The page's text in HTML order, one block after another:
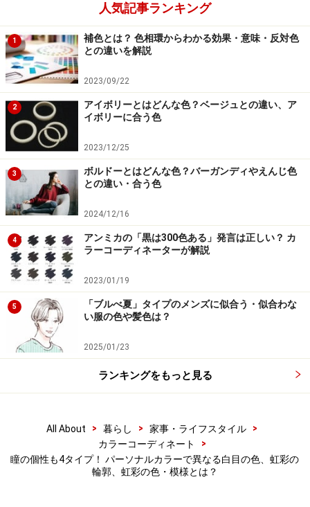
虹彩の中央の濃い小さな円を「瞳孔」と呼びます。虹彩
は瞳孔を大きくしたり小さくしたりして網膜に入る光の
量を調節しています。虹彩はカメラの絞りのような働き
をします。
パーソナルカラーの4つの基本タイプの虹彩の模様
イエベ春タイプ：虹彩は明るい茶色でガラス玉のよ
うにキラキラしている。瞳孔のまわりに輪のよう
な、ひまわりのような模様がある。
ブルベ夏タイプ：虹彩は柔らかい黒～赤みを帯びた
茶色。全体にひび割れたガラスのようにもやもやと
した感じがする。白目の発色がきれいで、まなざし
の印象が優しい。
イエベ秋タイプ：虹彩は暗い茶色～黒。瞳孔から虹
彩へ向かって、オレンジっぽい星状のギザギザがあ
る。光が当たると、虹彩の色が深みを増す。
ブルベ冬タイプ：虹彩は柔らかい黒～黒っぽい茶
色。瞳孔から虹彩へ向かって、タイヤのホイールの
カラーコンタクトレンズを使用する場合
人気記事ランキング
1
補色とは？ 色相環からわかる効果・意味・反対色
との違いを解説
2023/09/22
2
アイボリーとはどんな色？ベージュとの違い、ア
イボリーに合う色
2023/12/25
3
ボルドーとはどんな色？バーガンディやえんじ色
との違い・合う色
2024/12/16
4
アンミカの「黒は300色ある」発言は正しい？ カ
ラーコーディネーターが解説
2023/01/19
5
「ブルべ夏」タイプのメンズに似合う・似合わな
い服の色や髪色は？
2025/01/23
ランキングをもっと見る
All About > 暮らし > 家事・ライフスタイル
>
カラーコーディネート
>
瞳の個性も4タイプ！ パーソナルカラーで異なる白目の色、虹彩の
輪郭、虹彩の色・模様とは？